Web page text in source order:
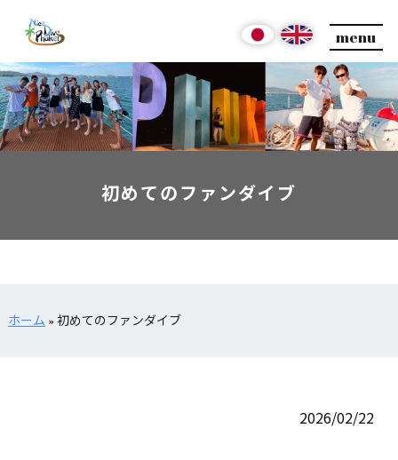
menu
初めてのファンダイブ
ホーム » 初めてのファンダイブ
2026/02/22